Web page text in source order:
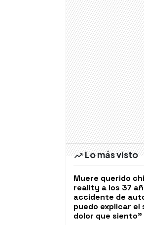
Lo más visto
Muere querido
reality a los 37
accidente de
puedo explicar el
dolor que siento"